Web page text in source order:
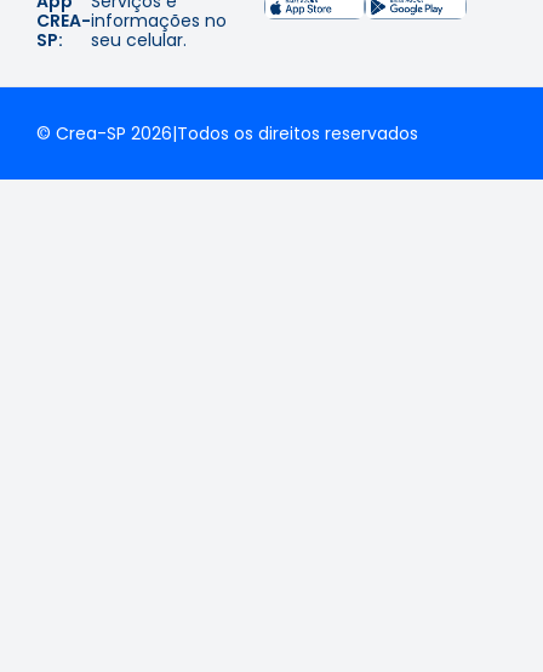
CREA-
SP:
informações no
seu celular.
© Crea-SP 2026|Todos os direitos reservados